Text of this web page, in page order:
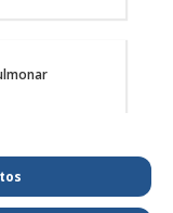
Orofacial